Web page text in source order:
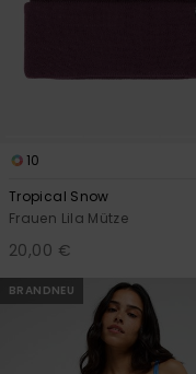
10
Tropical Snow
Frauen Lila Mütze
20,00 €
BRANDNEU